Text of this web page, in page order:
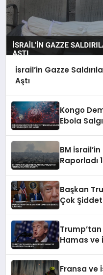
İsrail’in Gazze
Aştı
Kongo
Ebola
BM İsrail’in
Raporladı
Başkan
Çok
Trump’tan
Hamas ve
Fransa ve